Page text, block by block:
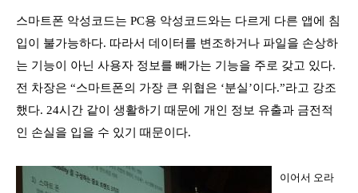
스마트폰 악성코드는 PC용 악성코드와는 다르게 다른 앱에 침
입이 불가능하다. 따라서 데이터를 변조하거나 파일을 손상하
는 기능이 아닌 사용자 정보를 빼가는 기능을 주로 갖고 있다.
전 차장은 “스마트폰의 가장 큰 위협은 ‘분실’이다.”라고 강조
했다. 24시간 같이 생활하기 때문에 개인 정보 유출과 금전적
인 손실을 입을 수 있기 때문이다.
이어서 오라